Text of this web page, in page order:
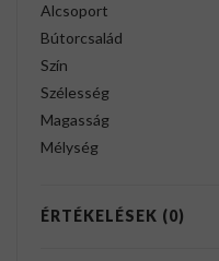
Alcsoport
Bútorcsalád
Szín
Szélesség
Magasság
Mélység
ÉRTÉKELÉSEK (0)